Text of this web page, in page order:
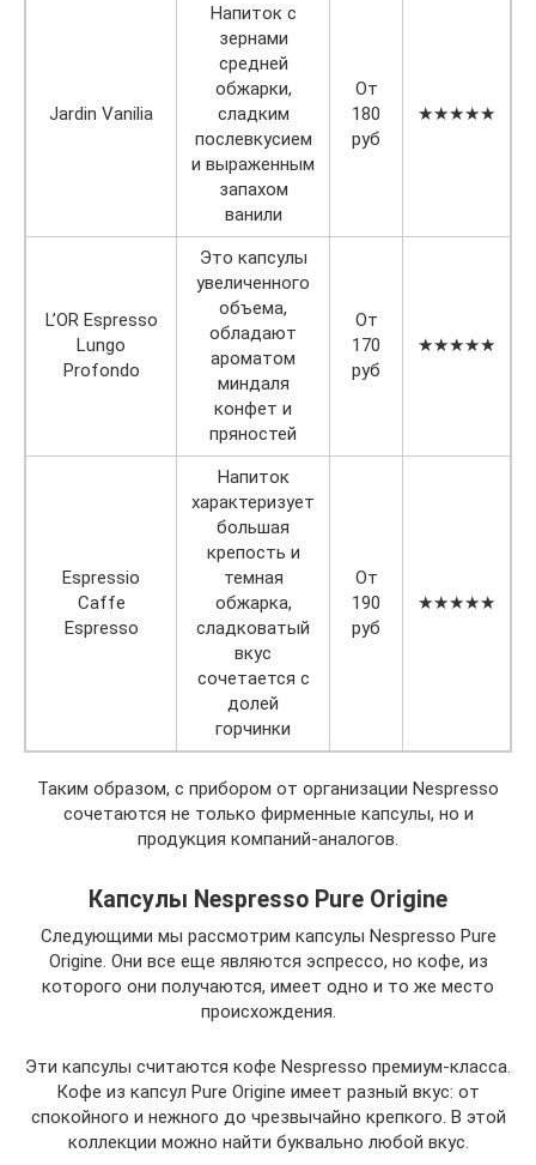
Jardin Vanilia
Напиток с
зернами
средней
обжарки,
сладким
послевкусием
и выраженным
запахом
ванили
От
180
руб
★★★★★
L’OR Espresso
Lungo
Profondo
Это капсулы
увеличенного
объема,
обладают
ароматом
миндаля
конфет и
пряностей
От
170
руб
★★★★★
Espressio
Caffe
Espresso
Напиток
характеризует
большая
крепость и
темная
обжарка,
сладковатый
вкус
сочетается с
долей
горчинки
От
190
руб
★★★★★
Таким образом, с прибором от организации Nespresso
сочетаются не только фирменные капсулы, но и
продукция компаний-аналогов.
Капсулы Nespresso Pure Origine
Следующими мы рассмотрим капсулы Nespresso Pure
Origine. Они все еще являются эспрессо, но кофе, из
которого они получаются, имеет одно и то же место
происхождения.
Эти капсулы считаются кофе Nespresso премиум-класса.
Кофе из капсул Pure Origine имеет разный вкус: от
спокойного и нежного до чрезвычайно крепкого. В этой
коллекции можно найти буквально любой вкус.